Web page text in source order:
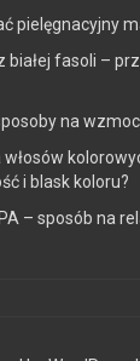
pielęgnacyjny
białej fasoli –
na
włosów
i blask koloru?
– sposób na